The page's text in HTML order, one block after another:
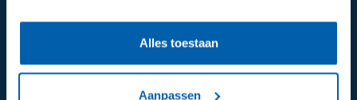
Alles toestaan
Aanpassen